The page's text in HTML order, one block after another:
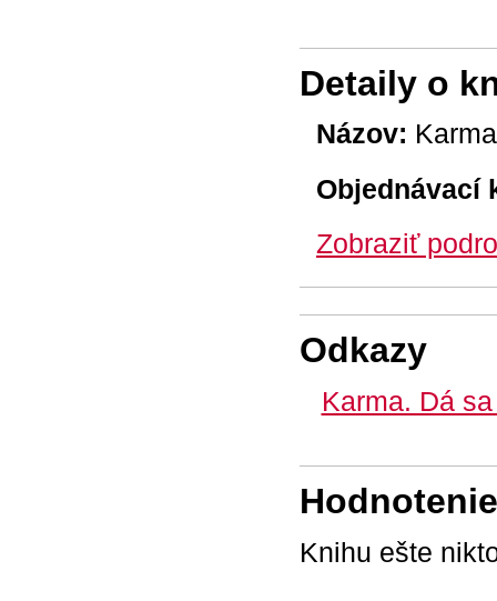
Detaily o
Názov:
Objednávací
Zobraziť
Odkazy
Karma. Dá
Knihu ešte